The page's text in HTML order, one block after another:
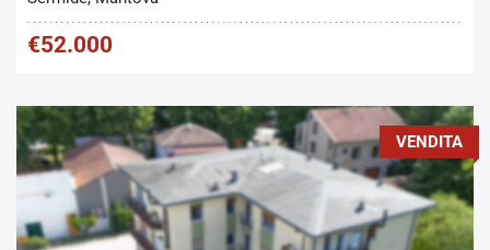
€52.000
VENDITA